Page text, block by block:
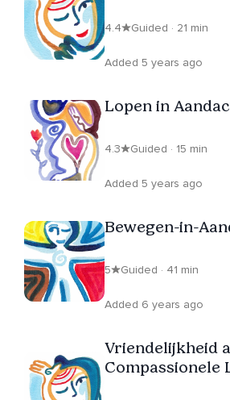
4.4 Guided · 21 min
Added 5 years ago
Lopen in
4.3 Guided · 15 min
Added 5 years ago
Bewegen-in-
5 Guided · 41 min
Added 6 years ago
Vriendelijkheid
Compassionele